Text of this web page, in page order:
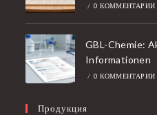
/ 0 КОММЕНТАРИИ
GBL-Chemie:
Informationen
/ 0 КОММЕНТАРИИ
Продукция